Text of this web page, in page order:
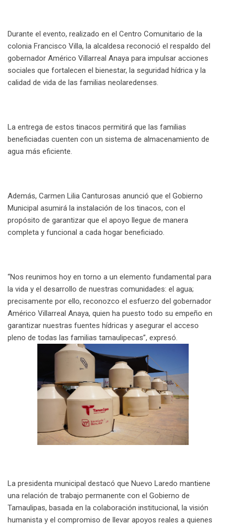
Durante el evento, realizado en el Centro Comunitario de la
colonia Francisco Villa, la alcaldesa reconoció el respaldo del
gobernador Américo Villarreal Anaya para impulsar acciones
sociales que fortalecen el bienestar, la seguridad hídrica y la
calidad de vida de las familias neolaredenses.
La entrega de estos tinacos permitirá que las familias
beneficiadas cuenten con un sistema de almacenamiento de
agua más eficiente.
Además, Carmen Lilia Canturosas anunció que el Gobierno
Municipal asumirá la instalación de los tinacos, con el
propósito de garantizar que el apoyo llegue de manera
completa y funcional a cada hogar beneficiado.
“Nos reunimos hoy en torno a un elemento fundamental para
la vida y el desarrollo de nuestras comunidades: el agua;
precisamente por ello, reconozco el esfuerzo del gobernador
Américo Villarreal Anaya, quien ha puesto todo su empeño en
garantizar nuestras fuentes hídricas y asegurar el acceso
pleno de todas las familias tamaulipecas”, expresó.
La presidenta municipal destacó que Nuevo Laredo mantiene
una relación de trabajo permanente con el Gobierno de
Tamaulipas, basada en la colaboración institucional, la visión
humanista y el compromiso de llevar apoyos reales a quienes